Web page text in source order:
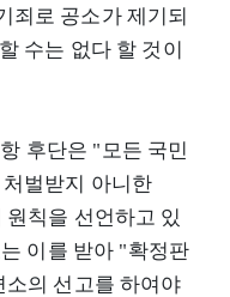
죄로 공소가 제기되
수는 없다 할 것이
후단은 "모든 국민
벌받지 아니한
칙을 선언하고 있
이를 받아 "확정판
의 선고를 하여야